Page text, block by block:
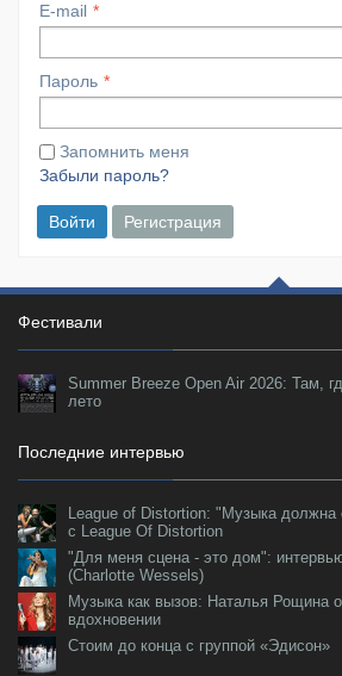
E-mail
Пароль
Запомнить меня
Забыли пароль?
Войти Регистрация
Фестивали
Summer Breeze Open Air 2026: Там,
лето
Последние интервью
League of Distortion: "Музыка должна
с League Of Distortion
"Для меня сцена - это дом":
(Charlotte Wessels)
Музыка как вызов: Наталья Рощина
вдохновении
Стоим до конца с группой «Эдисон»